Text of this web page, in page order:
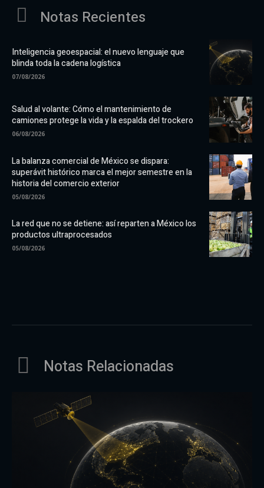
Notas Recientes
Inteligencia geoespacial: el nuevo lenguaje que
blinda toda la cadena logística
07/08/2026
Salud al volante: Cómo el mantenimiento de
camiones protege la vida y la espalda del trockero
06/08/2026
La balanza comercial de México se dispara:
superávit histórico marca el mejor semestre en la
historia del comercio exterior
05/08/2026
La red que no se detiene: así reparten a México los
productos ultraprocesados
05/08/2026
Notas Relacionadas